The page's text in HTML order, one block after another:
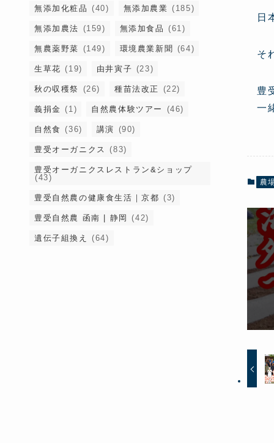
日
そ
豊
一
農
無添加化粧品 (40) 無添加農業 (185)
無添加農法 (159) 無添加食品 (61)
無農薬野菜 (149) 環境農業新聞 (64)
生草花 (19) 由井寅子 (23)
秋の収穫祭 (26) 種苗法改正 (22)
義捐金 (1) 自然農体験ツアー (46)
自然食 (36) 講演 (90)
豊受オーガニクス (83)
豊受オーガニクスレストラン&ショップ
(43)
豊受自然農の健康食生活｜京都 (3)
豊受自然農 函南 | 静岡 (42)
遺伝子組換え (64)